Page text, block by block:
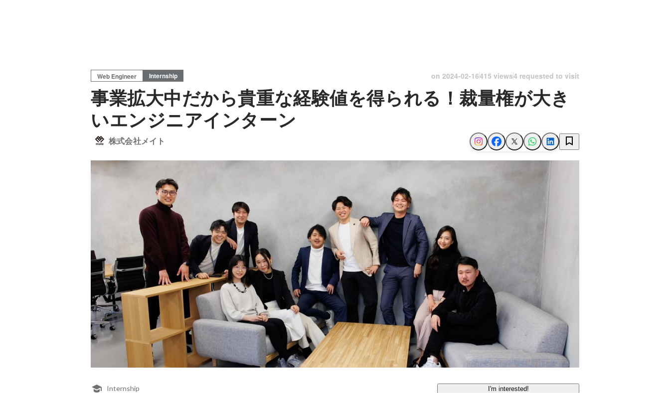
Web Engineer Internship on 2024-02-16415 views4 requested to visit
事業拡大中だから貴重な経験値を得られる！裁量権が大き
いエンジニアインターン
株式会社メイト
Internship I'm interested!